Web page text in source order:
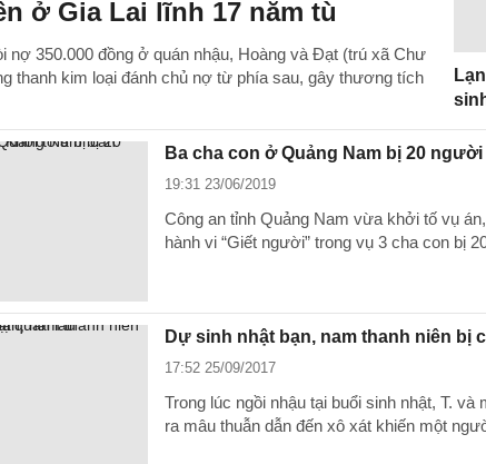
ở Gia Lai lĩnh 17 năm tù
nợ 350.000 đồng ở quán nhậu, Hoàng và Đạt (trú xã Chư
thanh kim loại đánh chủ nợ từ phía sau, gây thương tích
Ba cha con ở Quảng Nam bị 20
19:31 23/06/2019
Công an tỉnh Quảng Nam vừa khởi tố vụ
hành vi “Giết người” trong vụ 3 cha con bị
Dự sinh nhật bạn, nam thanh niên bị
17:52 25/09/2017
Trong lúc ngồi nhậu tại buổi sinh nhật, T.
ra mâu thuẫn dẫn đến xô xát khiến một